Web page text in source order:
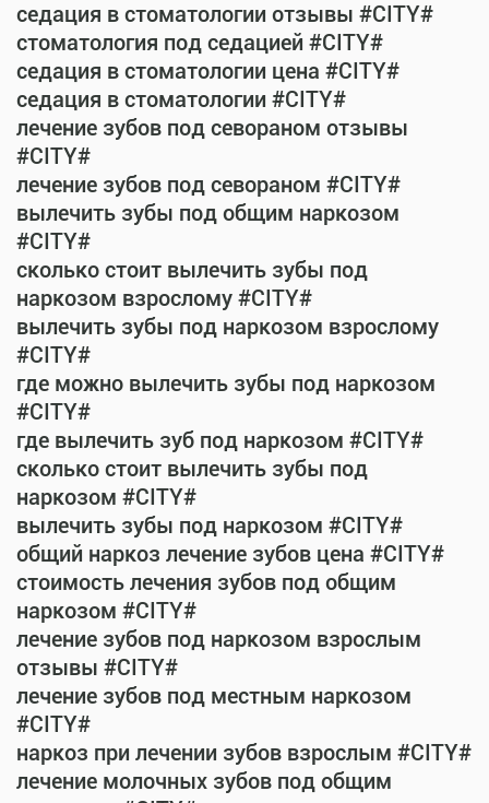
седация в стоматологии отзывы #CITY#
стоматология под седацией #CITY#
седация в стоматологии цена #CITY#
седация в стоматологии #CITY#
лечение зубов под севораном отзывы
#CITY#
лечение зубов под севораном #CITY#
вылечить зубы под общим наркозом
#CITY#
сколько стоит вылечить зубы под
наркозом взрослому #CITY#
вылечить зубы под наркозом взрослому
#CITY#
где можно вылечить зубы под наркозом
#CITY#
где вылечить зуб под наркозом #CITY#
сколько стоит вылечить зубы под
наркозом #CITY#
вылечить зубы под наркозом #CITY#
общий наркоз лечение зубов цена #CITY#
стоимость лечения зубов под общим
наркозом #CITY#
лечение зубов под наркозом взрослым
отзывы #CITY#
лечение зубов под местным наркозом
#CITY#
наркоз при лечении зубов взрослым #CITY#
лечение молочных зубов под общим